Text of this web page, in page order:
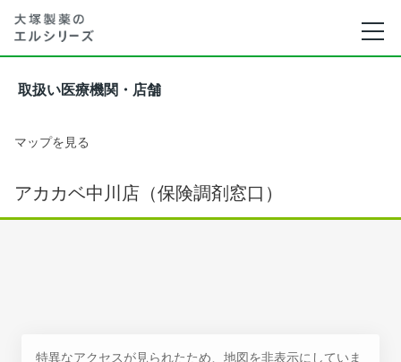
取扱い医療機関・店舗
マップを見る
アカカベ中川店（保険調剤窓口）
特異なアクセスが見られたため、地図を非表示にしていま